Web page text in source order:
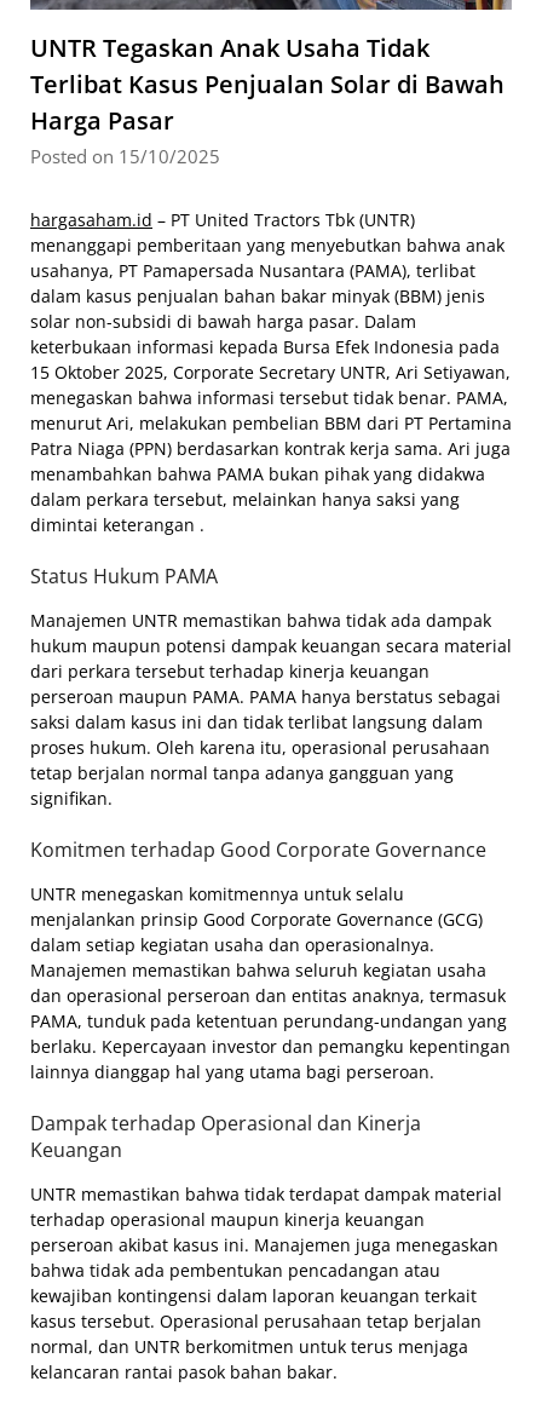
UNTR Tegaskan Anak Usaha Tidak
Terlibat Kasus Penjualan Solar di Bawah
Harga Pasar
Posted on 15/10/2025
hargasaham.id – PT United Tractors Tbk (UNTR)
menanggapi pemberitaan yang menyebutkan bahwa anak
usahanya, PT Pamapersada Nusantara (PAMA), terlibat
dalam kasus penjualan bahan bakar minyak (BBM) jenis
solar non-subsidi di bawah harga pasar. Dalam
keterbukaan informasi kepada Bursa Efek Indonesia pada
15 Oktober 2025, Corporate Secretary UNTR, Ari Setiyawan,
menegaskan bahwa informasi tersebut tidak benar. PAMA,
menurut Ari, melakukan pembelian BBM dari PT Pertamina
Patra Niaga (PPN) berdasarkan kontrak kerja sama. Ari juga
menambahkan bahwa PAMA bukan pihak yang didakwa
dalam perkara tersebut, melainkan hanya saksi yang
dimintai keterangan .
Status Hukum PAMA
Manajemen UNTR memastikan bahwa tidak ada dampak
hukum maupun potensi dampak keuangan secara material
dari perkara tersebut terhadap kinerja keuangan
perseroan maupun PAMA. PAMA hanya berstatus sebagai
saksi dalam kasus ini dan tidak terlibat langsung dalam
proses hukum. Oleh karena itu, operasional perusahaan
tetap berjalan normal tanpa adanya gangguan yang
signifikan.
Komitmen terhadap Good Corporate Governance
UNTR menegaskan komitmennya untuk selalu
menjalankan prinsip Good Corporate Governance (GCG)
dalam setiap kegiatan usaha dan operasionalnya.
Manajemen memastikan bahwa seluruh kegiatan usaha
dan operasional perseroan dan entitas anaknya, termasuk
PAMA, tunduk pada ketentuan perundang-undangan yang
berlaku. Kepercayaan investor dan pemangku kepentingan
lainnya dianggap hal yang utama bagi perseroan.
Dampak terhadap Operasional dan Kinerja
Keuangan
UNTR memastikan bahwa tidak terdapat dampak material
terhadap operasional maupun kinerja keuangan
perseroan akibat kasus ini. Manajemen juga menegaskan
bahwa tidak ada pembentukan pencadangan atau
kewajiban kontingensi dalam laporan keuangan terkait
kasus tersebut. Operasional perusahaan tetap berjalan
normal, dan UNTR berkomitmen untuk terus menjaga
kelancaran rantai pasok bahan bakar.